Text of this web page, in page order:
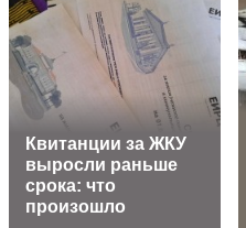
Квитанции за ЖКУ
выросли раньше
срока: что
произошло